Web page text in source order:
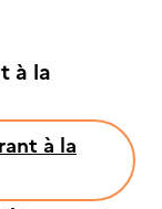
à la
à la